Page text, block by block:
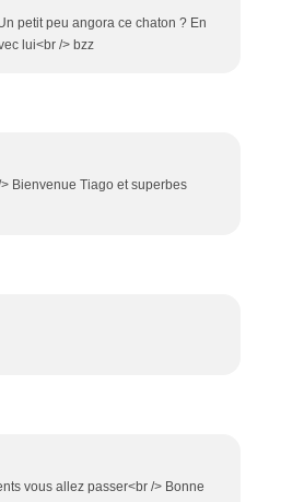
petit peu angora ce chaton ? En
lui<br /> bzz
Bienvenue Tiago et superbes
vous allez passer<br /> Bonne